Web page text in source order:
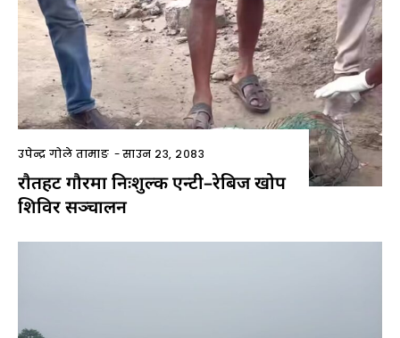
उपेन्द्र गोले तामाङ -साउन २३, २०८३
राैतहट गौरमा निःशुल्क एन्टी–रेबिज खोप
शिविर सञ्चालन